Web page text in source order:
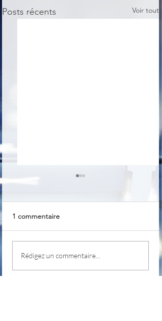
Posts récents Voir tout
TrayBin
1 commentaire
Rédigez un commentaire...